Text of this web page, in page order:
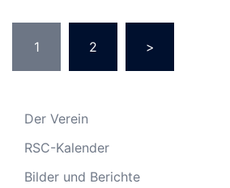
der
Beiträge
1 2 >
Der Verein
RSC-Kalender
Bilder und Berichte